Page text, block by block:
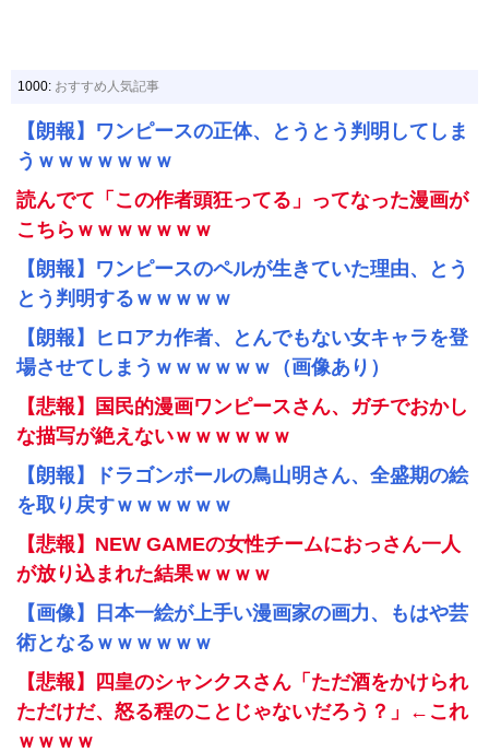
1000: おすすめ人気記事
【朗報】ワンピースの正体、とうとう判明してしま
うｗｗｗｗｗｗｗ
読んでて「この作者頭狂ってる」ってなった漫画が
こちらｗｗｗｗｗｗｗ
【朗報】ワンピースのペルが生きていた理由、とう
とう判明するｗｗｗｗｗ
【朗報】ヒロアカ作者、とんでもない女キャラを登
場させてしまうｗｗｗｗｗｗ（画像あり）
【悲報】国民的漫画ワンピースさん、ガチでおかし
な描写が絶えないｗｗｗｗｗｗ
【朗報】ドラゴンボールの鳥山明さん、全盛期の絵
を取り戻すｗｗｗｗｗｗ
【悲報】NEW GAMEの女性チームにおっさん一人
が放り込まれた結果ｗｗｗｗ
【画像】日本一絵が上手い漫画家の画力、もはや芸
術となるｗｗｗｗｗｗ
【悲報】四皇のシャンクスさん「ただ酒をかけられ
ただけだ、怒る程のことじゃないだろう？」←これ
ｗｗｗｗ